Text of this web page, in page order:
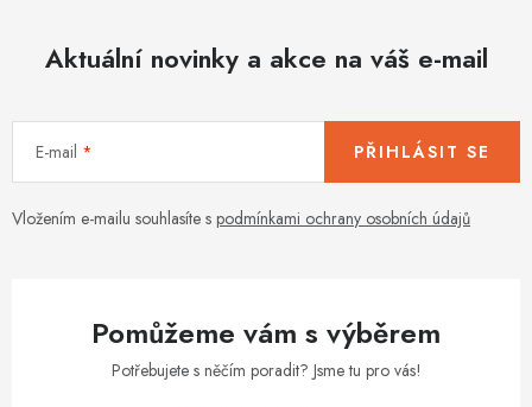
Aktuální novinky a akce na váš e-mail
E-mail
Vložením e-mailu souhlasíte s podmínkami ochrany osobních údajů
PŘIHLÁSIT SE
Pomůžeme vám s výběrem
Potřebujete s něčím poradit? Jsme tu pro vás!